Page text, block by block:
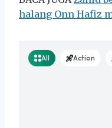
halang Onn Hafiz